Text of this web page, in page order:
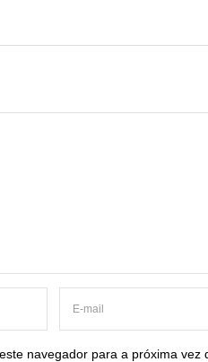
navegador para a próxima vez